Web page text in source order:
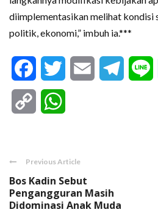
diimplementasikan melihat kondisi
politik, ekonomi,” imbuh ia.***
FacebookTwitter Email
Copy
Previous Article
Bos Kadin Sebut
Pengangguran Masih
Didominasi Anak Muda